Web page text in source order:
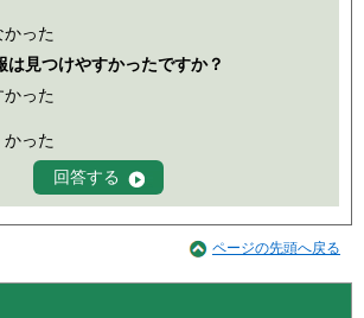
かった
は見つけやすかったですか？
かった
かった
ページの先頭へ戻る